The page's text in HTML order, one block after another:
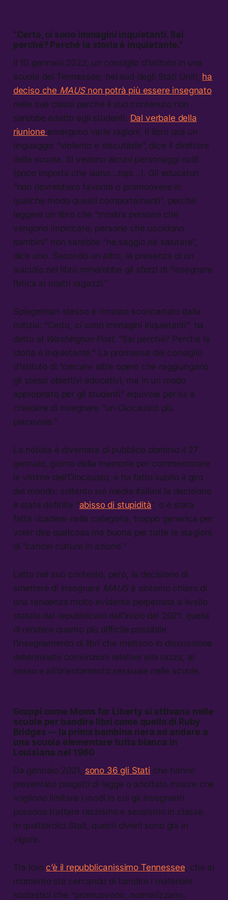
“Certo, ci sono immagini inquietanti. Sai
perché? Perché la storia è inquietante.”
Il 10 gennaio 2022, un consiglio d’istituto in una
scuola del Tennessee, nel sud degli Stati Uniti, ha
deciso che MAUSnon potrà più essere insegnato
nelle sue classi perché il suo contenuto non
sarebbe adatto agli studenti. Dal verbale della
riunione emergono varie ragioni. Il libro usa un
linguaggio “violento e discutibile”, dice il direttore
della scuola. Si vedono alcuni personaggi nudi
(poco importa che siano…topi…). Gli educatori
“non dovrebbero favorire o promuovere in
qualche modo questi comportamenti”, perché
leggere un libro che “mostra persone che
vengono impiccate, persone che uccidono
bambini” non sarebbe “né saggio né salutare”,
dice uno. Secondo un altro, la presenza di un
suicidio nel libro minerebbe gli sforzi di “insegnare
l’etica ai nostri ragazzi.”
Spiegelman stesso è rimasto sconcertato dalla
notizia: “Certo, ci sono immagini inquietanti”, ha
detto al
Washington Post. “Sai perché? Perché la
storia è inquietante.” La promessa del consiglio
d’istituto di “cercare altre opere che raggiungano
gli stessi obiettivi educativi, ma in un modo
appropriato per gli studenti” equivale per lui a
chiedere di insegnare “un Olocausto più
piacevole.”
La notizia è diventata di pubblico dominio il 27
gennaio, giorno della memoria per commemorare
le vittime dell’Olocausto, e ha fatto subito il giro
del mondo: soltanto sui media italiani la decisione
è stata definita “abisso di stupidità”, o è stata
fatta ricadere nella categoria, troppo generica per
voler dire qualcosa ma buona per tutte le stagioni,
di “cancel culture in azione.”
Letta nel suo contesto, però, la decisione di
smettere di insegnare MAUSè sintomo chiaro di
una tendenza molto evidente perpetrata a livello
statale dai repubblicani dall’inizio del 2021: quella
di rendere quanto più difficile possibile
l’insegnamento di libri che mettono in discussione
determinate convinzioni relative alla razza, al
sesso e all’orientamento sessuale nelle scuole.
Gruppi come Moms for Liberty si attivano nelle
scuole per bandire libri come quello di Ruby
Bridges — la prima bambina nera ad andare a
una scuola elementare tutta bianca in
Louisiana nel 1960
Da gennaio 2021, sono 36 gli Stati che hanno
presentato progetti di legge o adottato misure che
vogliono limitare i modi in cui gli insegnanti
possono trattare razzismo e sessismo in classe.
In quattordici Stati, questi divieti sono già in
vigore.
Tra loro c’è il repubblicanissimo Tennessee, che al
momento sta cercando di bandire i materiale
scolastici che “promuovono, normalizzano,